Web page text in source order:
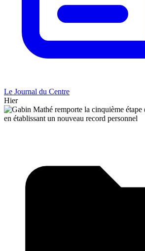
Le Journal du Centre
Hier